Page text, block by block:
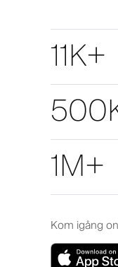
11K+
1M+
Kom igång